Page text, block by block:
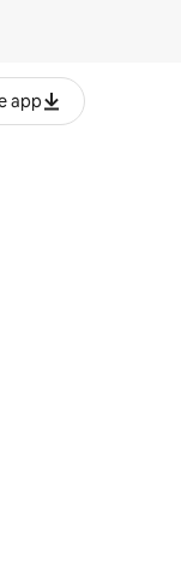
app